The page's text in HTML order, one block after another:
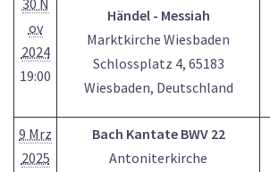
30 N
ov
2024
19:00
Händel - Messiah
Marktkirche Wiesbaden
Schlossplatz 4, 65183
Wiesbaden, Deutschland
9 Mrz
2025
Bach Kantate BWV 22
Antoniterkirche